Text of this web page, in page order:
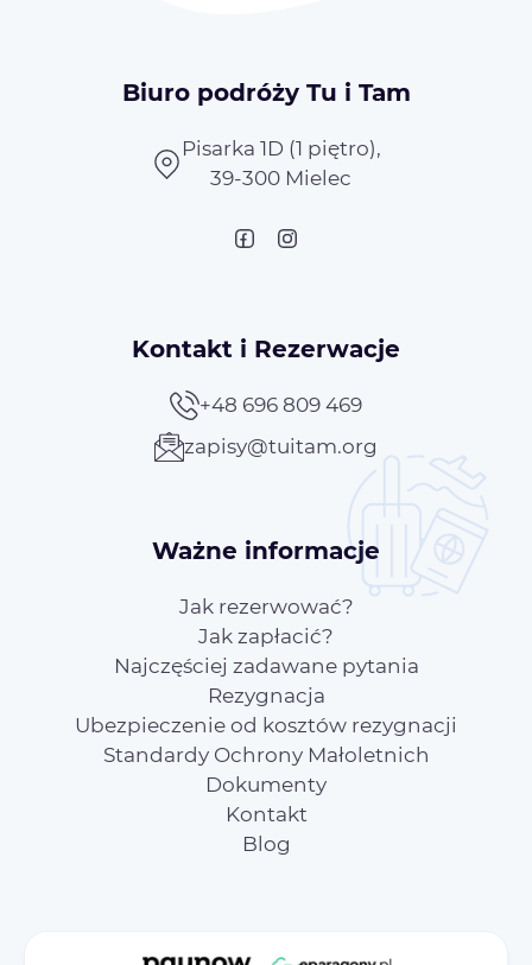
Biuro podróży Tu i Tam
Pisarka 1D (1 piętro),
39-300 Mielec
Kontakt i Rezerwacje
+48 696 809 469
zapisy@tuitam.org
Ważne informacje
Jak rezerwować?
Jak zapłacić?
Najczęściej zadawane pytania
Rezygnacja
Ubezpieczenie od kosztów rezygnacji
Standardy Ochrony Małoletnich
Dokumenty
Kontakt
Blog